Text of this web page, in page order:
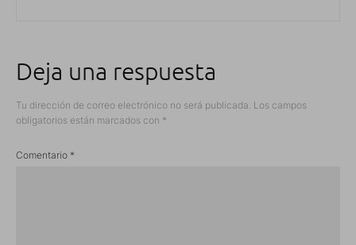
Deja una respuesta
Tu dirección de correo electrónico no será publicada. Los campos
obligatorios están marcados con *
Comentario *